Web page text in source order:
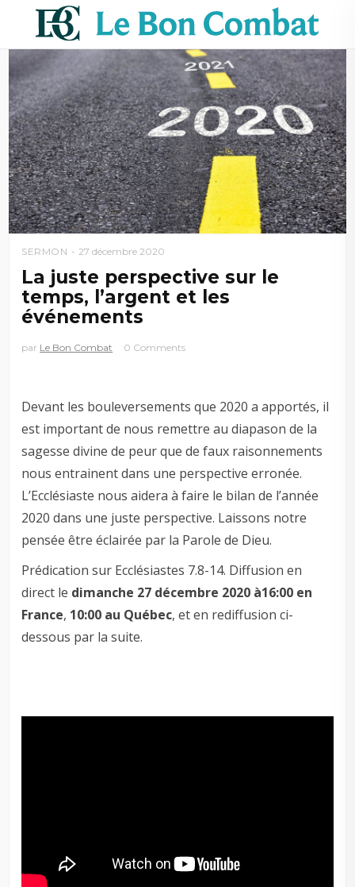
SERMON 27 décembre 2020
La juste perspective sur le
temps, l’argent et les
événements
par Le Bon Combat 0 Comments
Devant les bouleversements que 2020 a apportés, il
est important de nous remettre au diapason de la
sagesse divine de peur que de faux raisonnements
nous entrainent dans une perspective erronée.
L’Ecclésiaste nous aidera à faire le bilan de l’année
2020 dans une juste perspective. Laissons notre
pensée être éclairée par la Parole de Dieu.
Prédication sur Ecclésiastes 7.8-14. Diffusion en
direct le dimanche 27 décembre 2020 à16:00 en
France, 10:00 au Québec, et en rediffusion ci-
dessous par la suite.